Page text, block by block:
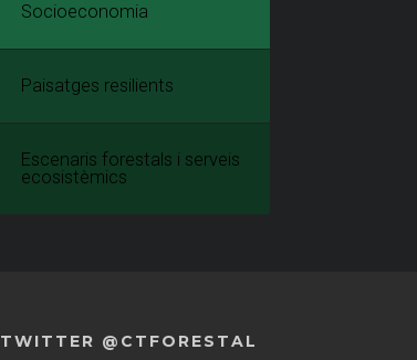
Socioeconomia
Paisatges resilients
Escenaris forestals i serveis
ecosistèmics
TWITTER @CTFORESTAL